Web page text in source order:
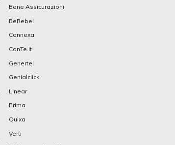
Bene Assicurazioni
BeRebel
Connexa
ConTe.it
Genertel
Genialclick
Linear
Prima
Quixa
Verti